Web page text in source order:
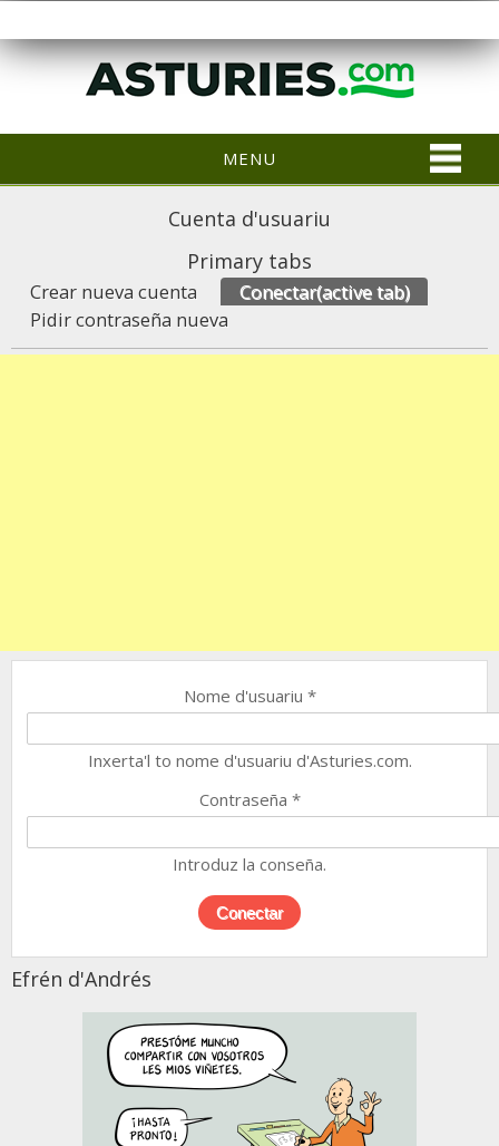
MENU
Cuenta d'usuariu
Primary tabs
Crear nueva cuenta Conectar(active tab)
Pidir contraseña nueva
Nome d'usuariu *
Inxerta'l to nome d'usuariu d'Asturies.com.
Contraseña *
Introduz la conseña.
Efrén d'Andrés